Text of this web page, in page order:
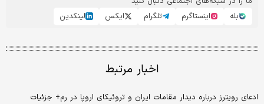
بله
اینستاگرم تلگرام ایکس لینکدین
اخبار مرتبط
ادعای رویترز درباره دیدار مقامات ایران و تروئیکای اروپا در رم+ جزئیات